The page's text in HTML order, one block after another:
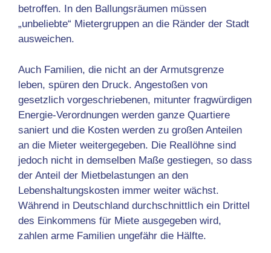
betroffen. In den Ballungsräumen müssen
„unbeliebte“ Mietergruppen an die Ränder der Stadt
ausweichen.
Auch Familien, die nicht an der Armutsgrenze
leben, spüren den Druck. Angestoßen von
gesetzlich vorgeschriebenen, mitunter fragwürdigen
Energie-Verordnungen werden ganze Quartiere
saniert und die Kosten werden zu großen Anteilen
an die Mieter weitergegeben. Die Reallöhne sind
jedoch nicht in demselben Maße gestiegen, so dass
der Anteil der Mietbelastungen an den
Lebenshaltungskosten immer weiter wächst.
Während in Deutschland durchschnittlich ein Drittel
des Einkommens für Miete ausgegeben wird,
zahlen arme Familien ungefähr die Hälfte.